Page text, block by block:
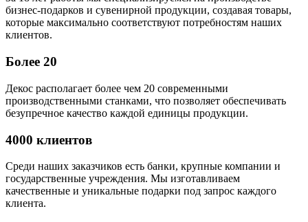
бизнес-подарков и сувенирной продукции, создавая товары,
которые максимально соответствуют потребностям наших
клиентов.
Более 20
Декос располагает более чем 20 современными
производственными станками, что позволяет обеспечивать
безупречное качество каждой единицы продукции.
4000 клиентов
Среди наших заказчиков есть банки, крупные компании и
государственные учреждения. Мы изготавливаем
качественные и уникальные подарки под запрос каждого
клиента.